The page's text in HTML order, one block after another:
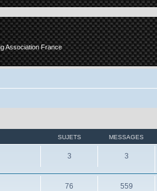
Association France
SUJETS MESSAGES
3 3
76 559